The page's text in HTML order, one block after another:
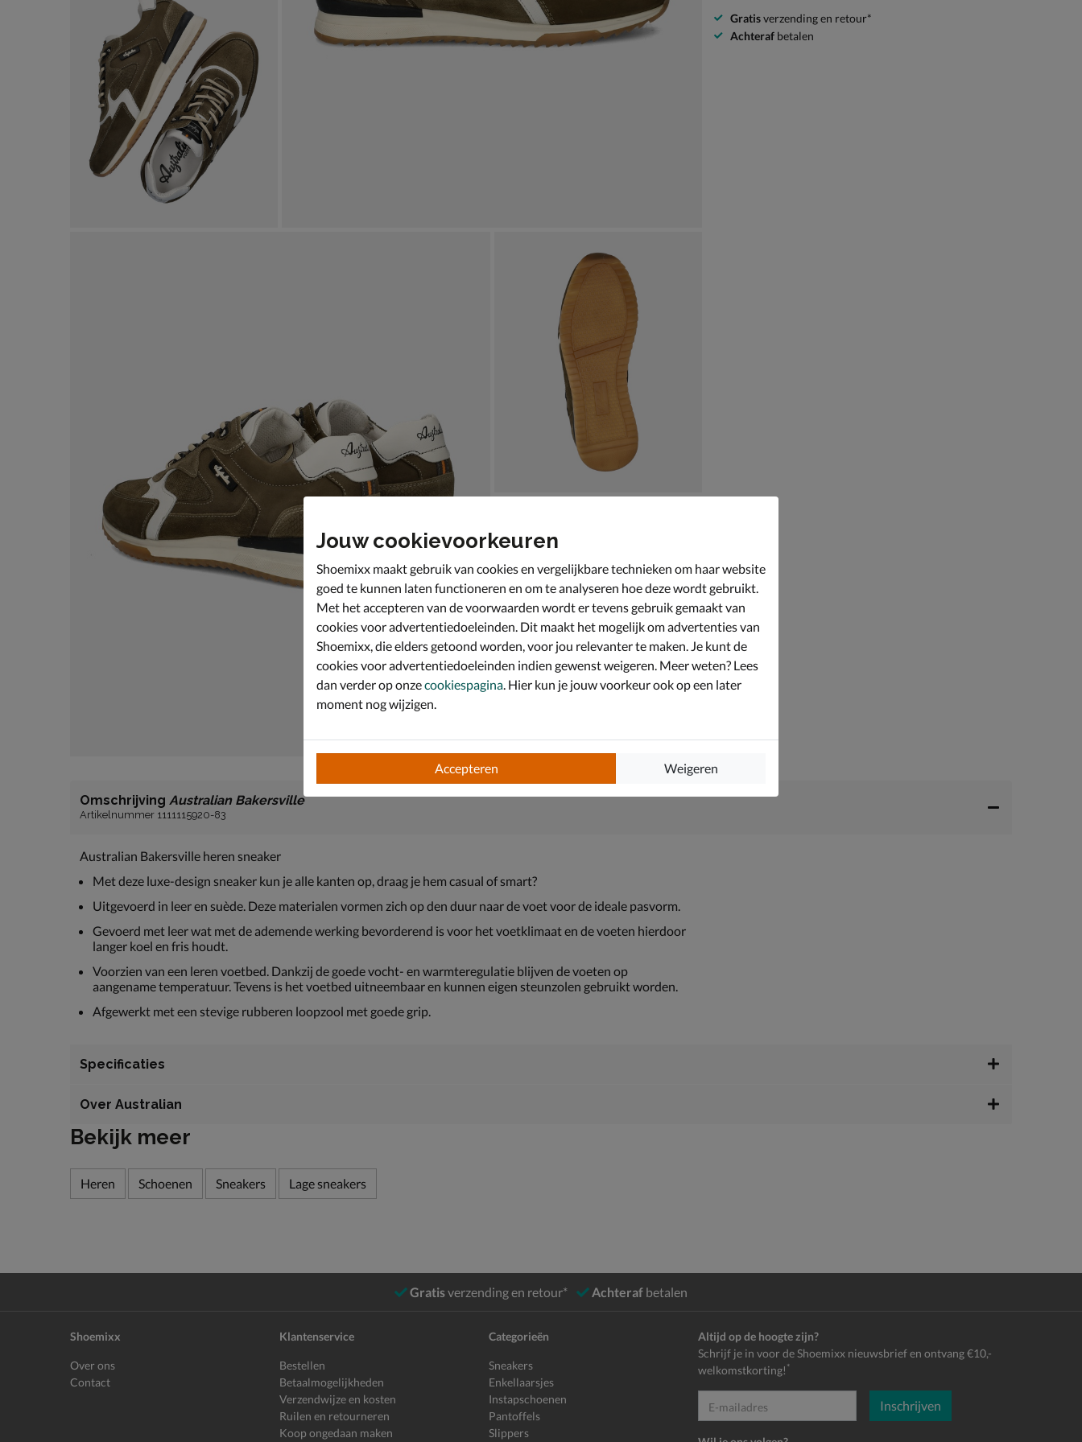
Gratisverzending en retour*
Achteraf betalen
Omschrijving Australian Bakersville
Artikelnummer 1111115920-83
Australian Bakersville heren sneaker
Met deze luxe-design sneaker kun je alle kanten op, draag je hem casual of smart?
Uitgevoerd in leer en suède. Deze materialen vormen zich op den duur naar de voet voor de ideale pasvorm.
Gevoerd met leer wat met de ademende werking bevorderend is voor het voetklimaat en de voeten hierdoor
langer koel en fris houdt.
Voorzien van een leren voetbed. Dankzij de goede vocht- en warmteregulatie blijven de voeten op
aangename temperatuur. Tevens is het voetbed uitneembaar en kunnen eigen steunzolen gebruikt worden.
Afgewerkt met een stevige rubberen loopzool met goede grip.
Specificaties
Over Australian
Bekijk meer
Heren Schoenen Sneakers Lage sneakers
Gratisverzending en retour* Achteraf betalen
Shoemixx
Over ons
Contact
Klantenservice
Bestellen
Betaalmogelijkheden
Verzendwijze en kosten
Ruilen en retourneren
Koop ongedaan maken
Categorieën
Sneakers
Enkellaarsjes
Instapschoenen
Pantoffels
Slippers
Altijd op de hoogte zijn?
Schrijf je in voor de Shoemixx nieuwsbrief en ontvang €10,-
welkomstkorting! *
E-mailadres Inschrijven
Jouw cookievoorkeuren
Shoemixx maakt gebruik van cookies en vergelijkbare technieken om haar website
goed te kunnen laten functioneren en om te analyseren hoe deze wordt gebruikt.
Met het accepteren van de voorwaarden wordt er tevens gebruik gemaakt van
cookies voor advertentiedoeleinden. Dit maakt het mogelijk om advertenties van
Shoemixx, die elders getoond worden, voor jou relevanter te maken. Je kunt de
cookies voor advertentiedoeleinden indien gewenst weigeren. Meer weten? Lees
dan verder op onzecookiespagina. Hier kun je jouw voorkeur ook op een later
moment nog wijzigen.
Accepteren Weigeren